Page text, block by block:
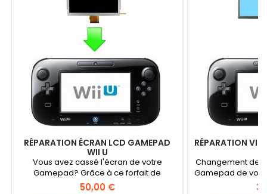
RÉPARATION ÉCRAN LCD GAMEPAD
WII U
Vous avez cassé l'écran de votre
Gamepad? Grâce à ce forfait de
remplacement...
50,00 €
RÉPARATION
Changement de
Gamepad de